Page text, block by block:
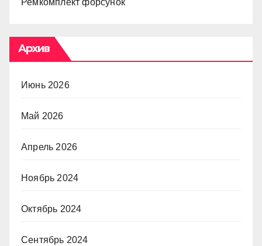
Архив
Июнь 2026
Май 2026
Апрель 2026
Ноябрь 2024
Октябрь 2024
Сентябрь 2024